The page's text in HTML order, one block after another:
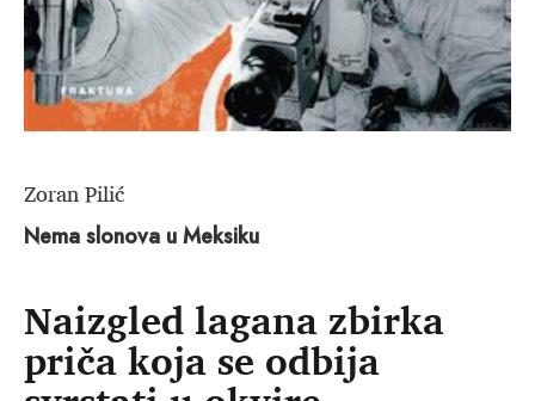
Zoran Pilić
Nema slonova u Meksiku
Naizgled lagana zbirka
priča koja se odbija